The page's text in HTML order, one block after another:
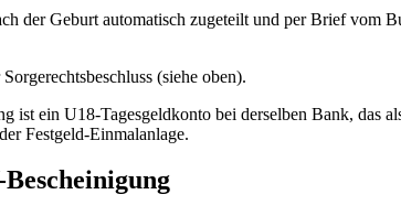
der Geburt automatisch zugeteilt und per Brief vom
(siehe oben).
ein U18-Tagesgeldkonto bei derselben Bank, das
Festgeld-Einmalanlage.